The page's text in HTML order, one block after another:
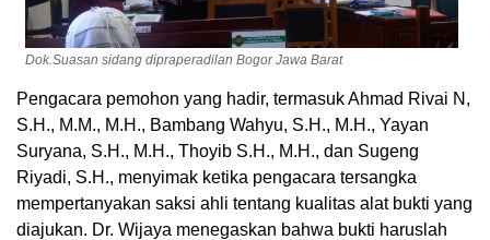
Dok.Suasan sidang dipraperadilan Bogor Jawa Barat
Pengacara pemohon yang hadir, termasuk Ahmad Rivai N,
S.H., M.M., M.H., Bambang Wahyu, S.H., M.H., Yayan
Suryana, S.H., M.H., Thoyib S.H., M.H., dan Sugeng
Riyadi, S.H., menyimak ketika pengacara tersangka
mempertanyakan saksi ahli tentang kualitas alat bukti yang
diajukan. Dr. Wijaya menegaskan bahwa bukti haruslah